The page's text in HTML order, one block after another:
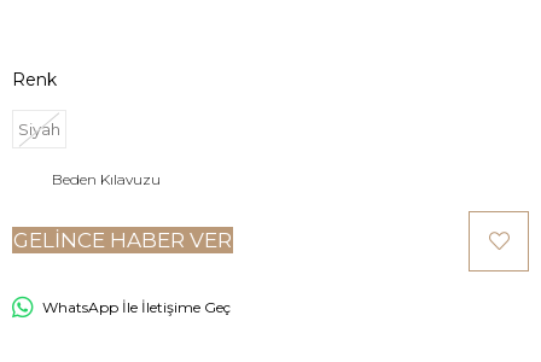
Renk
Siyah
Beden Kılavuzu
GELINCE HABER VER
WhatsApp İle İletişime Geç